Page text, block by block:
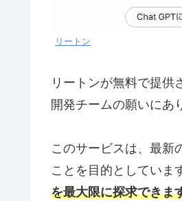
リートン
リートンが無料で提供
開発チームの願いにあ
このサービスは、最新
ことを目的としていま
を最大限に探求できま